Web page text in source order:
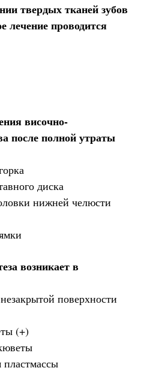
твердых тканей зубов
лечение проводится
височно-
после полной утраты
диска
нижней челюсти
возникает в
поверхности
(+)
пластмассы